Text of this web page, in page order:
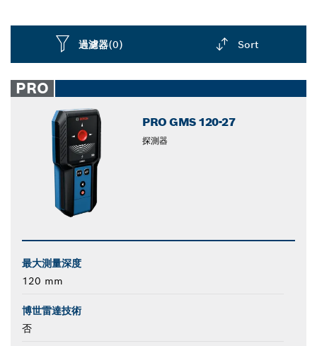
過濾器(0) Sort
closed
PRO
PRO GMS 120-27
探測器
最大測量深度
120 mm
博世雷達技術
否